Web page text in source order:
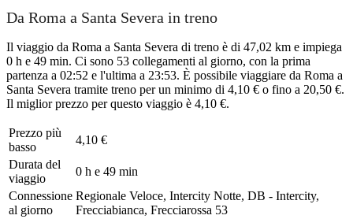
Da Roma a Santa Severa in treno
Il viaggio da Roma a Santa Severa di treno è di 47,02 km e impiega
0 h e 49 min. Ci sono 53 collegamenti al giorno, con la prima
partenza a 02:52 e l'ultima a 23:53. È possibile viaggiare da Roma a
Santa Severa tramite treno per un minimo di 4,10 € o fino a 20,50 €.
Il miglior prezzo per questo viaggio è 4,10 €.
Prezzo più
basso
4,10 €
Durata del
viaggio
0 h e 49 min
Connessione
al giorno
Regionale Veloce, Intercity Notte, DB - Intercity,
Frecciabianca, Frecciarossa 53